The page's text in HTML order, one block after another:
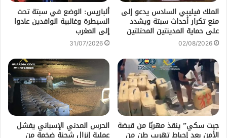
الملك فيليبي السادس يدعو إلى
منع تكرار أحداث سبتة ويشدد
على حماية المدينتين المحتلتين
02/08/2026
ألباريس: الوضع في سبتة تحت
السيطرة وغالبية الوافدين عادوا
إلى المغرب
31/07/2026
جيت سكي” ينقذ مهربًا من قبضة
الأمن بعد إحباط تهريب طن من
الحرس المدني الإسباني يفشل
عملية إنزال شحنة ضخمة من